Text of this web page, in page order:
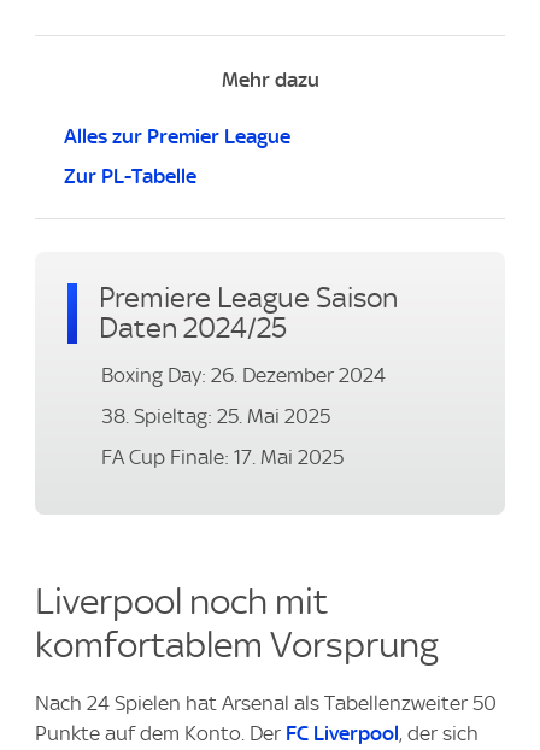
Mehr dazu
Alles zur Premier League
Zur PL-Tabelle
Premiere League Saison
Daten 2024/25
Boxing Day: 26. Dezember 2024
38. Spieltag: 25. Mai 2025
FA Cup Finale: 17. Mai 2025
Liverpool noch mit
komfortablem Vorsprung
Nach 24 Spielen hat Arsenal als Tabellenzweiter 50
Punkte auf dem Konto. Der FC Liverpool, der sich